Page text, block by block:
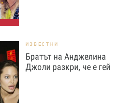
ИЗВЕСТНИ
Братът на Анджелина
Джоли разкри, че е гей